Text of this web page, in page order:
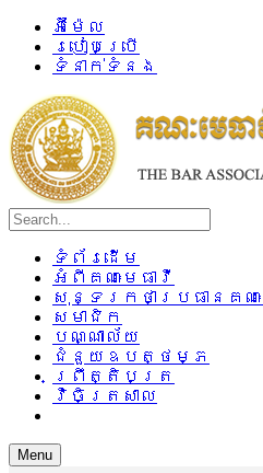
អ៊ីម៉ែល
របៀបប្រើ
ទំនាក់ទំនង
ទំព័រដើម
អំពីគណៈមេធាវី
សុន្ទរកថាប្រធានគណៈម
សមាជិក
បណ្ណាល័យ
ជំនួយឧបត្ថម្ភ
ព្រឹត្តិបត្រ
វិចិត្រសាល
Menu